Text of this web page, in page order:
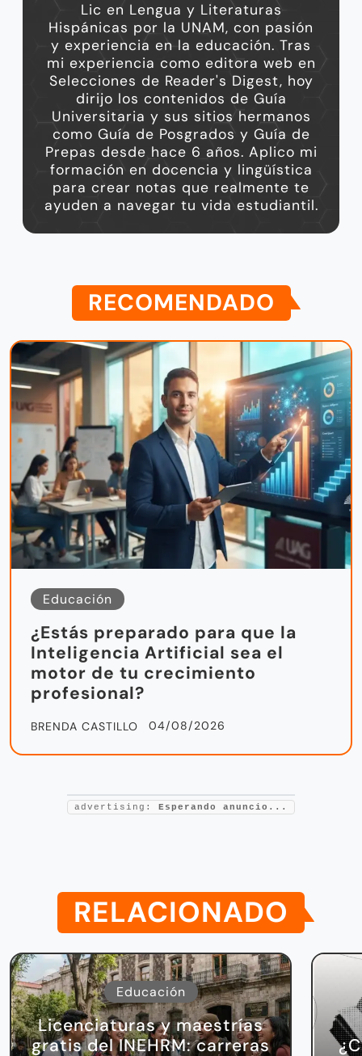
Lic en Lengua y Literaturas
Hispánicas por la UNAM, con pasión
y experiencia en la educación. Tras
mi experiencia como editora web en
Selecciones de Reader's Digest, hoy
dirijo los contenidos de Guía
Universitaria y sus sitios hermanos
como Guía de Posgrados y Guía de
Prepas desde hace 6 años. Aplico mi
formación en docencia y lingüística
para crear notas que realmente te
ayuden a navegar tu vida estudiantil.
RECOMENDADO
Educación
¿Estás preparado para que la
Inteligencia Artificial sea el
motor de tu crecimiento
profesional?
BRENDA CASTILLO 04/08/2026
advertising: Esperando anuncio...
RELACIONADO
Educación
Licenciaturas y maestrías
gratis del INEHRM: carreras